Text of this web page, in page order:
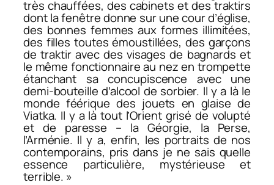
très chauffées, des cabinets et des traktirs
dont la fenêtre donne sur une cour d’église,
des bonnes femmes aux formes illimitées,
des filles toutes émoustillées, des garçons
de traktir avec des visages de bagnards et
le même fonctionnaire au nez en trompette
étanchant sa concupiscence avec une
demi-bouteille d’alcool de sorbier. Il y a là le
monde féérique des jouets en glaise de
Viatka. Il y a là tout l’Orient grisé de volupté
et de paresse – la Géorgie, la Perse,
l’Arménie. Il y a, enfin, les portraits de nos
contemporains, pris dans je ne sais quelle
essence particulière, mystérieuse et
terrible. »